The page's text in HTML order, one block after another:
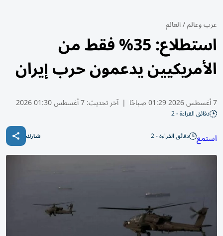
عرب وعالم/العالم
استطلاع: 35% فقط من
الأمريكيين يدعمون حرب إيران
7 أغسطس 2026 01:29 صباحًا | آخر تحديث:7 أغسطس 01:30 2026
دقائق القراءة - 2
استمع دقائق القراءة - 2 شارك